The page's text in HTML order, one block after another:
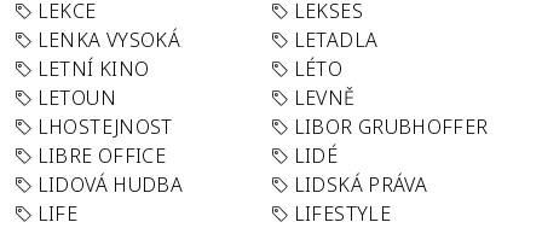
LEKCE
LEKSES
LENKA VYSOKÁ
LETADLA
LETNÍ KINO
LÉTO
LETOUN
LEVNĚ
LHOSTEJNOST
LIBOR GRUBHOFFER
LIBRE OFFICE
LIDÉ
LIDOVÁ HUDBA
LIDSKÁ PRÁVA
LIFE
LIFESTYLE